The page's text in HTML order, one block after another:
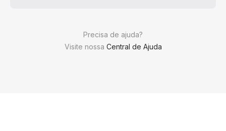
Precisa de ajuda?
Visite nossa Central de Ajuda